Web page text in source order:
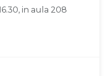
in aula 208